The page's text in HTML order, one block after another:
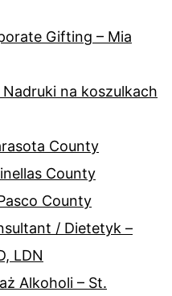
Gifting – Mia
na koszulkach
County
County
County
/ Dietetyk –
LDN
Alkoholi – St.